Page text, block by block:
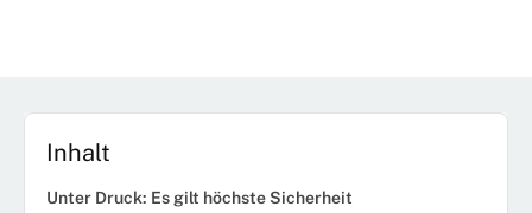
Inhalt
Unter Druck: Es gilt höchste Sicherheit